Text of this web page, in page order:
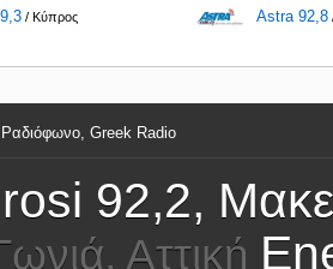
/ Κύπρος Astra 92,8
Ραδιόφωνο, Greek Radio
92,2,
Αττική